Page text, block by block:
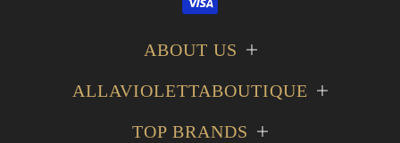
ABOUT US
ALLAVIOLETTABOUTIQUE
TOP BRANDS